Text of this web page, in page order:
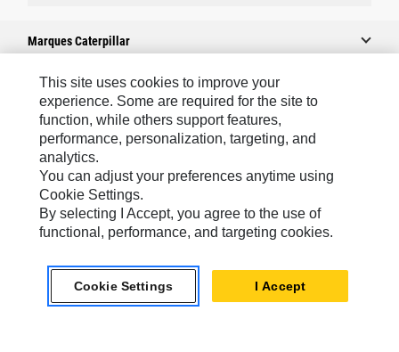
Marques Caterpillar
Caterpillar.com
Contacter Caterpillar
Mes Préférences Marketing
Plan Du Site
Cookie Settings
Confidentialité
This site uses cookies to improve your
experience. Some are required for the site to
function, while others support features,
performance, personalization, targeting, and
analytics.
You can adjust your preferences anytime using
Cookie Settings.
By selecting I Accept, you agree to the use of
functional, performance, and targeting cookies.
Cookie Settings I Accept